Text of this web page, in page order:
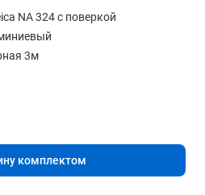
NA 324 с поверкой
3м
комплектом